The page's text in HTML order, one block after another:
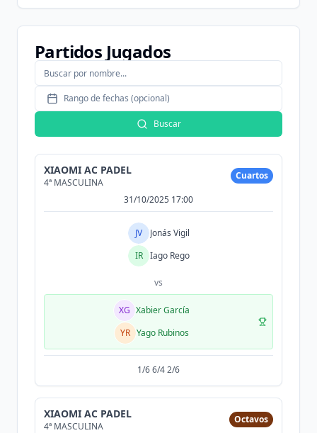
Partidos Jugados
Rango de fechas (opcional)
Buscar
XIAOMI AC PADEL
4ª MASCULINA
Cuartos
31/10/2025 17:00
JV
Jonás Vigil
IR
Iago Rego
vs
XG Xabier García
YR Yago Rubinos
1/6 6/4 2/6
XIAOMI AC PADEL
4ª MASCULINA
Octavos